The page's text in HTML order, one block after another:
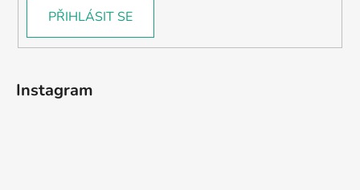
PŘIHLÁSIT SE
Instagram